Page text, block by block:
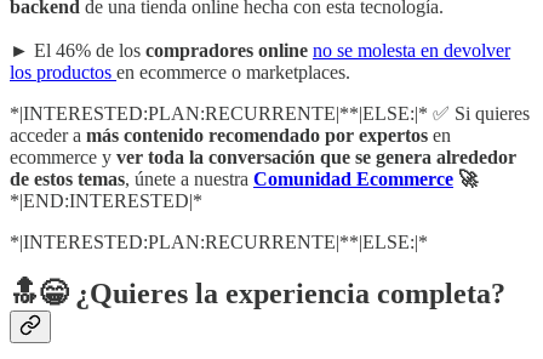
backend de una tienda online hecha con esta tecnología.
► El 46% de los compradores online no se molesta en devolver
los productos en ecommerce o marketplaces.
*|INTERESTED:PLAN:RECURRENTE|**|ELSE:|* ✅ Si quieres
acceder a más contenido recomendado por expertos en
ecommerce y ver toda la conversación que se genera alrededor
de estos temas, únete a nuestra Comunidad Ecommerce 🚀
*|END:INTERESTED|*
*|INTERESTED:PLAN:RECURRENTE|**|ELSE:|*
🔝😁 ¿Quieres la experiencia completa?